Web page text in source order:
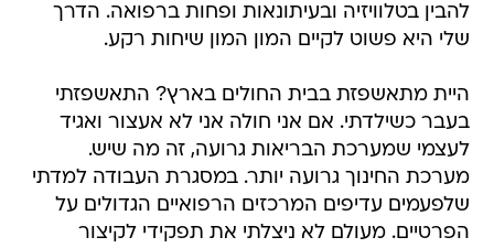
להבין בטלוויזיה ובעיתונאות ופחות ברפואה. הדרך
שלי היא פשוט לקיים המון המון שיחות רקע.
היית מתאשפזת בבית החולים בארץ? התאשפזתי
בעבר כשילדתי. אם אני חולה אני לא אעצור ואגיד
לעצמי שמערכת הבריאות גרועה, זה מה שיש.
מערכת החינוך גרועה יותר. במסגרת העבודה למדתי
שלפעמים עדיפים המרכזים הרפואיים הגדולים על
הפרטיים. מעולם לא ניצלתי את תפקידי לקיצור